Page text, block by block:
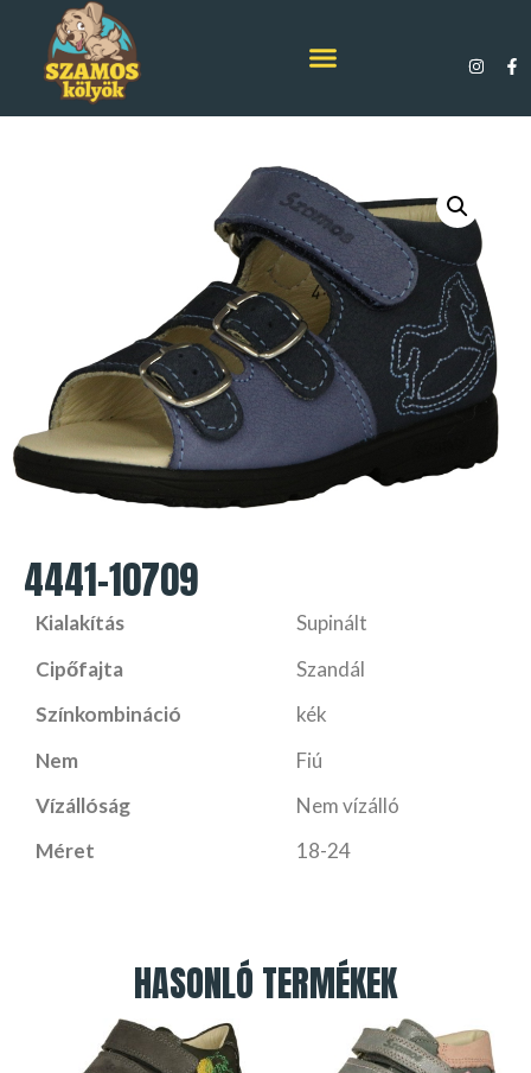
4441-10709
Kialakítás
Supinált
Cipőfajta
Szandál
Színkombináció
kék
Nem
Fiú
Vízállóság
Nem vízálló
Méret
18-24
HASONLÓ TERMÉKEK